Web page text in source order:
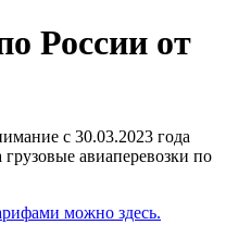
России от
c 30.03.2023 года
авиаперевозки по
можно здесь.